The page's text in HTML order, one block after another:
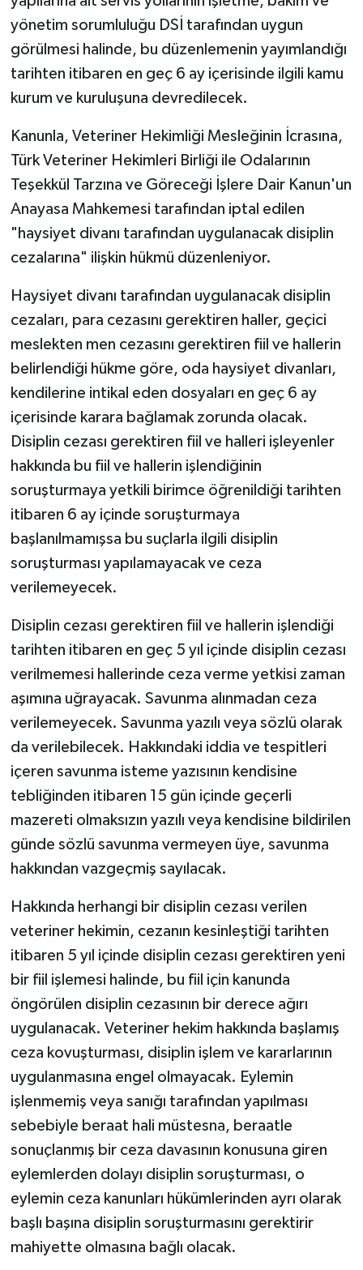
yönetim sorumluluğu DSİ tarafından uygun
görülmesi halinde, bu düzenlemenin yayımlandığı
tarihten itibaren en geç 6 ay içerisinde ilgili kamu
kurum ve kuruluşuna devredilecek.
Kanunla, Veteriner Hekimliği Mesleğinin İcrasına,
Türk Veteriner Hekimleri Birliği ile Odalarının
Teşekkül Tarzına ve Göreceği İşlere Dair Kanun'un
Anayasa Mahkemesi tarafından iptal edilen
"haysiyet divanı tarafından uygulanacak disiplin
cezalarına" ilişkin hükmü düzenleniyor.
Haysiyet divanı tarafından uygulanacak disiplin
cezaları, para cezasını gerektiren haller, geçici
meslekten men cezasını gerektiren fiil ve hallerin
belirlendiği hükme göre, oda haysiyet divanları,
kendilerine intikal eden dosyaları en geç 6 ay
içerisinde karara bağlamak zorunda olacak.
Disiplin cezası gerektiren fiil ve halleri işleyenler
hakkında bu fiil ve hallerin işlendiğinin
soruşturmaya yetkili birimce öğrenildiği tarihten
itibaren 6 ay içinde soruşturmaya
başlanılmamışsa bu suçlarla ilgili disiplin
soruşturması yapılamayacak ve ceza
verilemeyecek.
Disiplin cezası gerektiren fiil ve hallerin işlendiği
tarihten itibaren en geç 5 yıl içinde disiplin cezası
verilmemesi hallerinde ceza verme yetkisi zaman
aşımına uğrayacak. Savunma alınmadan ceza
verilemeyecek. Savunma yazılı veya sözlü olarak
da verilebilecek. Hakkındaki iddia ve tespitleri
içeren savunma isteme yazısının kendisine
tebliğinden itibaren 15 gün içinde geçerli
mazereti olmaksızın yazılı veya kendisine bildirilen
günde sözlü savunma vermeyen üye, savunma
hakkından vazgeçmiş sayılacak.
Hakkında herhangi bir disiplin cezası verilen
veteriner hekimin, cezanın kesinleştiği tarihten
itibaren 5 yıl içinde disiplin cezası gerektiren yeni
bir fiil işlemesi halinde, bu fiil için kanunda
öngörülen disiplin cezasının bir derece ağırı
uygulanacak. Veteriner hekim hakkında başlamış
ceza kovuşturması, disiplin işlem ve kararlarının
uygulanmasına engel olmayacak. Eylemin
işlenmemiş veya sanığı tarafından yapılması
sebebiyle beraat hali müstesna, beraatle
sonuçlanmış bir ceza davasının konusuna giren
eylemlerden dolayı disiplin soruşturması, o
eylemin ceza kanunları hükümlerinden ayrı olarak
başlı başına disiplin soruşturmasını gerektirir
mahiyette olmasına bağlı olacak.